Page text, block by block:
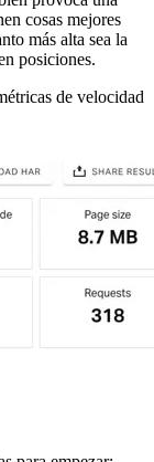
cosas mejores
más alta sea la
posiciones.
de velocidad